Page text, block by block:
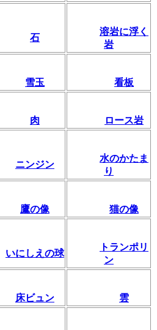
石
溶岩に浮く
岩
雪玉 看板
肉 ロース岩
ニンジン
水のかたま
り
鷹の像 猫の像
いにしえの球
トランポリ
ン
床ビュン 雲